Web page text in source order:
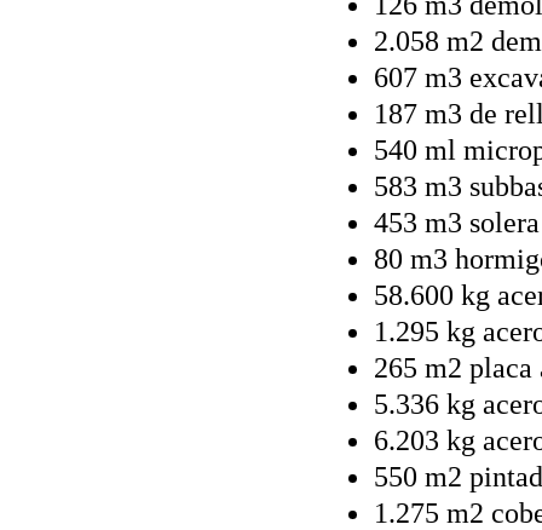
2.058 m2
607 m3
187 m3 de
540 ml
583 m3
453 m3
80 m3
58.600 kg
1.295 kg
265 m2
5.336 kg
6.203 kg
550 m2
1.275 m2